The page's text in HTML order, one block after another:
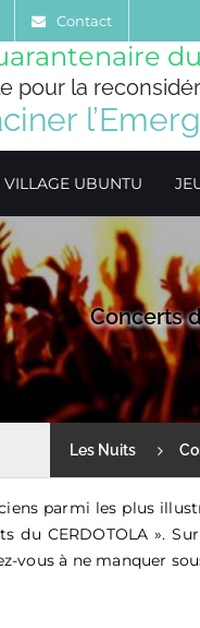
Contact
pour la
VILLAGE UBUNTU
Concerts
Les Nuits
parmi les plus
du CERDOTOLA ».
vous à ne manquer